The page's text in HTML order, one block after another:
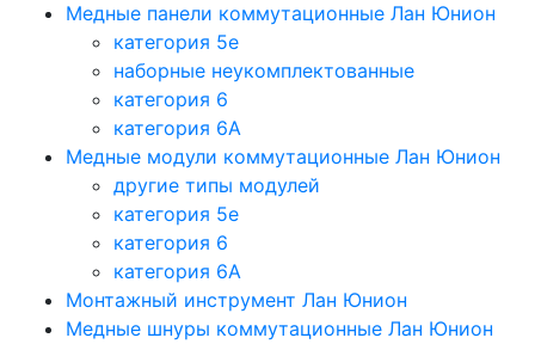
Медные панели коммутационные Лан Юнион
категория 5e
наборные неукомплектованные
категория 6
категория 6A
Медные модули коммутационные Лан Юнион
другие типы модулей
категория 5е
категория 6
категория 6A
Монтажный инструмент Лан Юнион
Медные шнуры коммутационные Лан Юнион